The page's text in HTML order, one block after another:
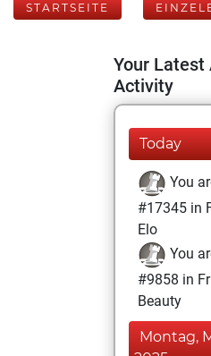
STARTSEITE
Your Latest
Activity
Today
You
#17345 in
Elo
You
#9858 in
Beauty
Montag,